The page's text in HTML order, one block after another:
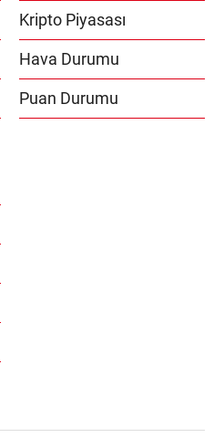
Kripto Piyasası
Hava Durumu
Puan Durumu